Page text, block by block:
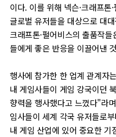
이다. 이를 위해 넥슨·크래프톤
글로벌 유저들을 대상으로 대
크래프톤·펄어비스의 출품작
들에게 좋은 반응을 이끌어낸
행사에 참가한 한 업계 관계자
내 게임사들이 게임 강국이던
향력을 행사했다고 느꼈다"라
임사들이 세계 각국 유저들로
내 게임 산업에 있어 중요한